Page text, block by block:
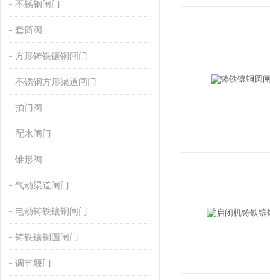
不锈钢闸门
套筒阀
方形铸铁镶铜闸门
不锈钢方形渠道闸门
拍门阀
配水闸门
锥形阀
气动渠道闸门
电动铸铁镶铜闸门
铸铁镶铜圆闸门
调节堰门